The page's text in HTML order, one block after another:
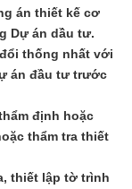
án thiết kế cơ
Dự án dầu tư.
thống nhất với
án đầu tư trước
định hoặc
thẩm tra thiết
thiết lập tờ trình